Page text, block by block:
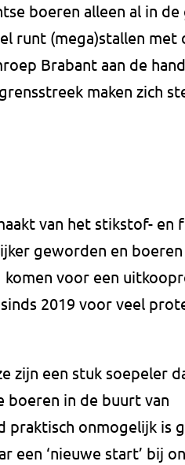
boeren alleen al in
runt (mega)stallen met
Brabant aan de
maken zich
van het stikstof- en
geworden en
voor een
2019 voor veel
zijn een stuk soepeler
boeren in de buurt van
onmogelijk is
een ‘nieuwe start’ bij